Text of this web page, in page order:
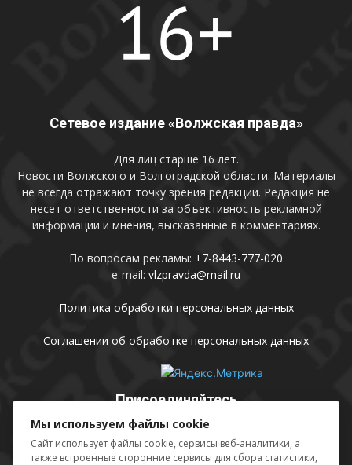
Сетевое издание «Волжская правда»
Для лиц старше 16 лет.
Новости Волжского и Волгоградской области. Материалы
не всегда отражают точку зрения редакции. Редакция не
несет ответственности за объективность рекламной
информации и мнения, высказанные в комментариях.
По вопросам рекламы: +7-8443-777-020
e-mail: vlzpravda@mail.ru
Политика обработки персональных данных
Соглашении об обработке персональных данных
Присоединяйтесь
Мы используем файлы cookie
Сайт использует файлы cookie, сервисы веб-аналитики, а
также встроенные сторонние сервисы для сбора статистики,